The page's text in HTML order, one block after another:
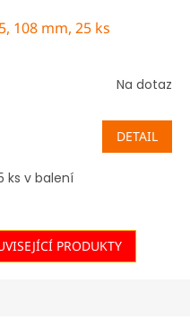
108 mm, 25 ks
Na dotaz
DETAIL
ks v balení
PRODUKTY